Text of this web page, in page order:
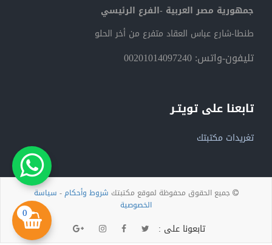
0
جمهورية مصر العربية -الفرع الرئيسي
طنطا-شارع عباس العقاد متفرع من أخر الحلو
تليفون-واتس: 00201014097240
تابعنا على تويتـر
تغريدات مكتبتك
جميع الحقوق محفوظة لموقع مكتبتك شروط وأحكام- سياسة
الخصوصية
تابعونا على :